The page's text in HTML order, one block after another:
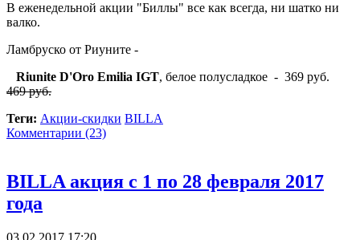
В еженедельной акции "Биллы" все как всегда, ни шатко ни
валко.
Ламбруско от Риуните -
Riunite D'Oro Emilia IGT, белое полусладкое - 369 руб.
469 руб.
Теги: Акции-скидки BILLA
Комментарии (23)
BILLA акция с 1 по 28 февраля 2017
года